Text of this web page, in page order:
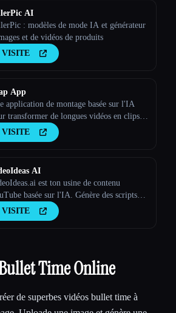
AI
: modèles de mode IA et générateur
et de vidéos de produits
VISITE
App
application de montage basée sur l'IA
transformer de longues vidéos en clips
VISITE
AI
est ton usine de contenu
basée sur l'IA. Génère des scripts
d'un virus, de nouvelles idées de
et du contenu captivant en quelques
VISITE
Time Online
de superbes vidéos bullet time à